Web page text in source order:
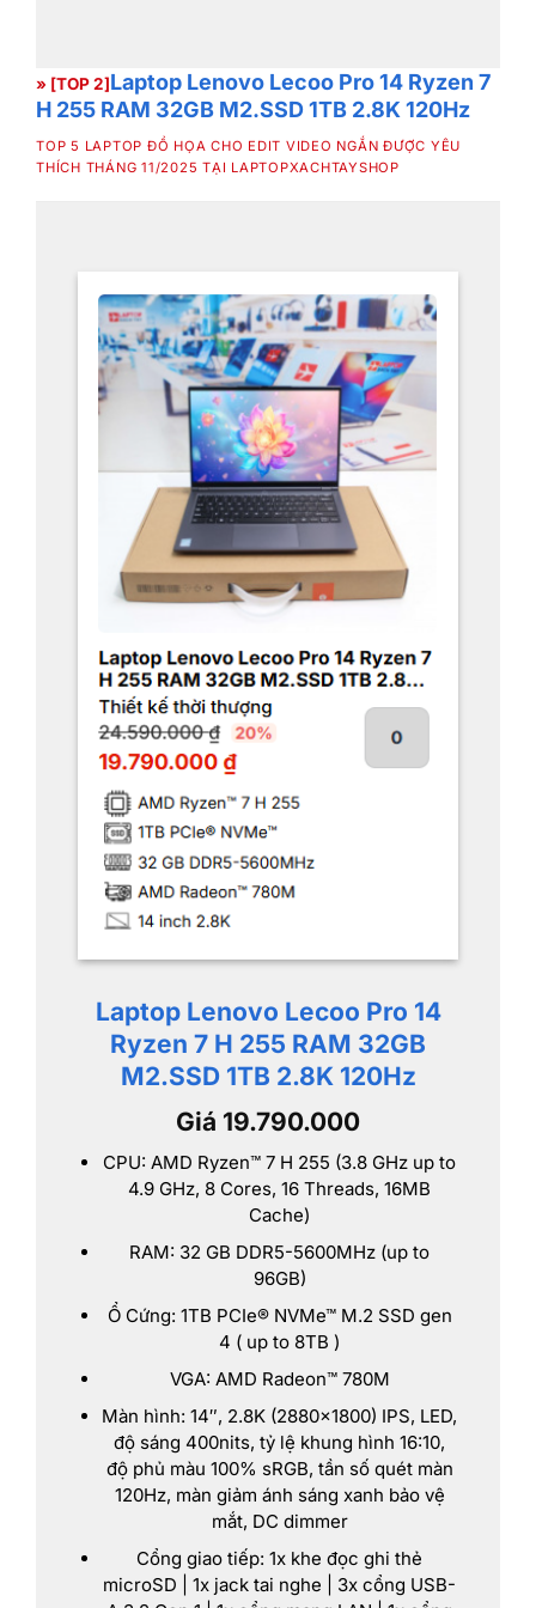
» [TOP 2]Laptop Lenovo Lecoo Pro 14 Ryzen 7
H 255 RAM 32GB M2.SSD 1TB 2.8K 120Hz
TOP 5 LAPTOP ĐỒ HỌA CHO EDIT VIDEO NGẮN ĐƯỢC YÊU
THÍCH THÁNG 11/2025 TẠI LAPTOPXACHTAYSHOP
Laptop Lenovo Lecoo Pro 14
Ryzen 7 H 255 RAM 32GB
M2.SSD 1TB 2.8K 120Hz
Giá 19.790.000
CPU: AMD Ryzen™ 7 H 255 (3.8 GHz up to
4.9 GHz, 8 Cores, 16 Threads, 16MB
Cache)
RAM: 32 GB DDR5-5600MHz (up to
96GB)
Ổ Cứng: 1TB PCIe® NVMe™ M.2 SSD gen
4 ( up to 8TB )
VGA: AMD Radeon™ 780M
Màn hình: 14″, 2.8K (2880×1800) IPS, LED,
độ sáng 400nits, tỷ lệ khung hình 16:10,
độ phủ màu 100% sRGB, tần số quét màn
120Hz, màn giảm ánh sáng xanh bảo vệ
mắt, DC dimmer
Cổng giao tiếp: 1x khe đọc ghi thẻ
microSD | 1x jack tai nghe | 3x cổng USB-